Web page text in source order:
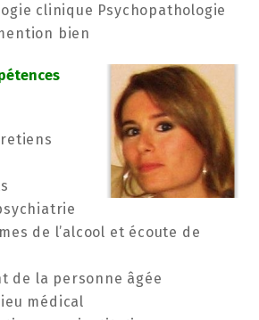
clinique Psychopathologie
bien
de l’alcool et écoute de
de la personne âgée
médical